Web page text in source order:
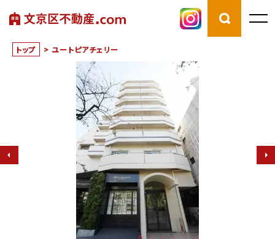
トップ > ユートピアチェリー